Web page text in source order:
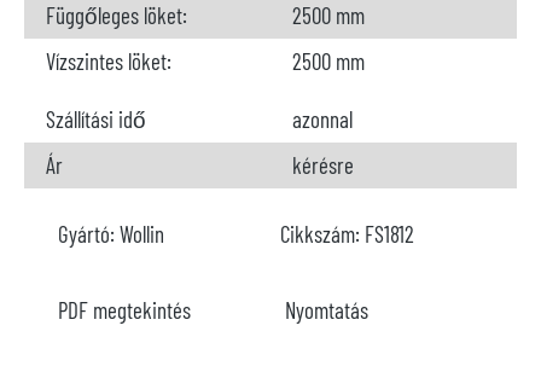
Függőleges löket:
2500 mm
Vízszintes löket:
2500 mm
Szállítási idő
azonnal
Ár
kérésre
Gyártó: Wollin Cikkszám: FS1812
PDF megtekintés Nyomtatás